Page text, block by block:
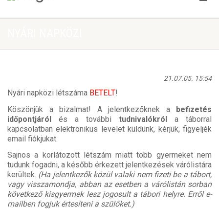
21.07.05. 15:54
Nyári napközi létszáma BETELT!
Köszönjük a bizalmat! A jelentkezőknek a befizetés
időpontjáról és a további tudnivalókról a táborral
kapcsolatban elektronikus levelet küldünk, kérjük, figyeljék
email fiókjukat.
Sajnos a korlátozott létszám miatt több gyermeket nem
tudunk fogadni, a később érkezett jelentkezések várólistára
kerültek. (Ha jelentkezők közül valaki nem fizeti be a tábort,
vagy visszamondja, abban az esetben a várólistán sorban
következő kisgyermek lesz jogosult a tábori helyre. Erről e-
mailben fogjuk értesíteni a szülőket.)